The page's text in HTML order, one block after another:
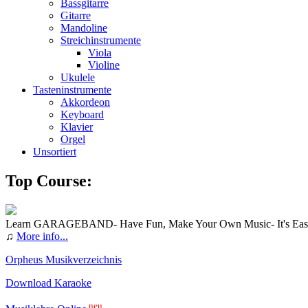
Bassgitarre
Gitarre
Mandoline
Streichinstrumente
Viola
Violine
Ukulele
Tasteninstrumente
Akkordeon
Keyboard
Klavier
Orgel
Unsortiert
Top Course:
Learn GARAGEBAND- Have Fun, Make Your Own Music- It's
♫ More info...
Orpheus Musikverzeichnis
Download Karaoke
neu